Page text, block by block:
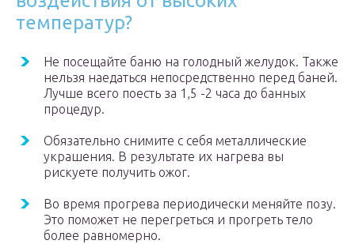
температур?
Не посещайте баню на голодный желудок. Также
нельзя наедаться непосредственно перед баней.
Лучше всего поесть за 1,5 -2 часа до банных
процедур.
Обязательно снимите с себя металлические
украшения. В результате их нагрева вы
рискуете получить ожог.
Во время прогрева периодически меняйте позу.
Это поможет не перегреться и прогреть тело
более равномерно.